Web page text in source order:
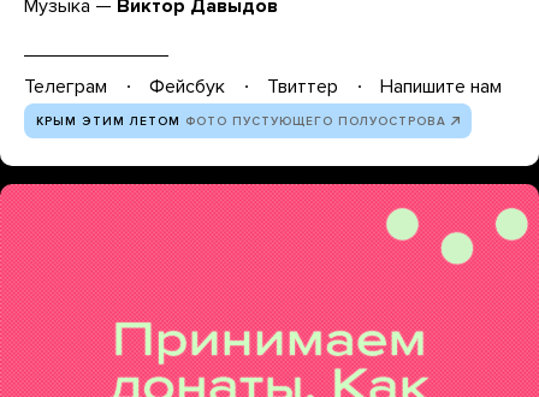
Музыка — Виктор Давыдов
Телеграм Фейсбук Твиттер Напишите нам
КРЫМ ЭТИМ ЛЕТОМ ФОТО ПУСТУЮЩЕГО ПОЛУОСТРОВА